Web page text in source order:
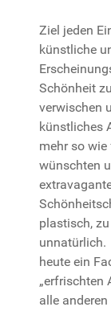
Ziel jeden
künstliche
Schönheit
verwischen
künstliches
mehr so
wünschten
plastisch,
unnatürlich.
heute ein
„erfrischten
alle